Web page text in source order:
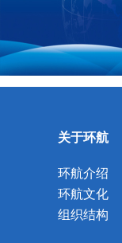
关于环航
环航介绍
环航文化
组织结构